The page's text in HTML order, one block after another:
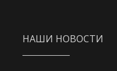
НАШИ НОВОСТИ